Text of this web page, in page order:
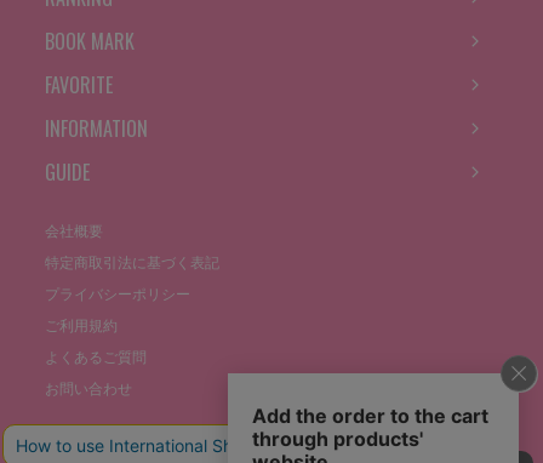
BOOK MARK
FAVORITE
INFORMATION
GUIDE
会社概要
特定商取引法に基づく表記
プライバシーポリシー
ご利用規約
よくあるご質問
お問い合わせ